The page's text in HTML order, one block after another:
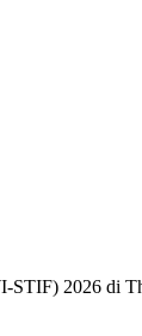
STIF) 2026 di